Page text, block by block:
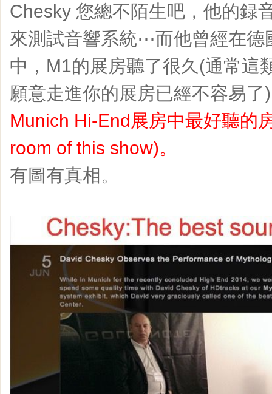
Chesky 您總不陌生吧，他的録
來測試音響系統⋯而他曾經在德
中，M1的展房聽了很久(通常這
願意走進你的展房已經不容易了
Munich Hi-End展房中最好聽的
room of this show)。
有圖有真相。